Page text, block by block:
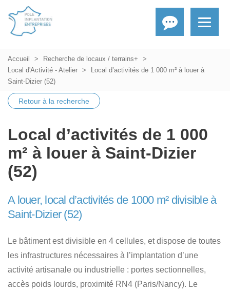
Accueil
Recherche de locaux / terrains+
Local d'Activité - Atelier
Local d’activités de 1 000 m² à louer à
Saint-Dizier (52)
Retour à la recherche
Local d’activités de 1 000
m² à louer à Saint-Dizier
(52)
A louer, local d’activités de 1000 m² divisible à
Saint-Dizier (52)
Le bâtiment est divisible en 4 cellules, et dispose de toutes
les infrastructures nécessaires à l’implantation d’une
activité artisanale ou industrielle : portes sectionnelles,
accès poids lourds, proximité RN4 (Paris/Nancy). Le